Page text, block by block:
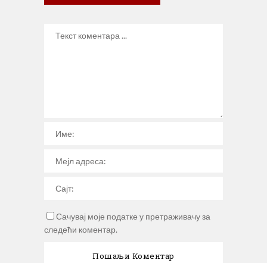
Сачувај моје податке у претраживачу за
следећи коментар.